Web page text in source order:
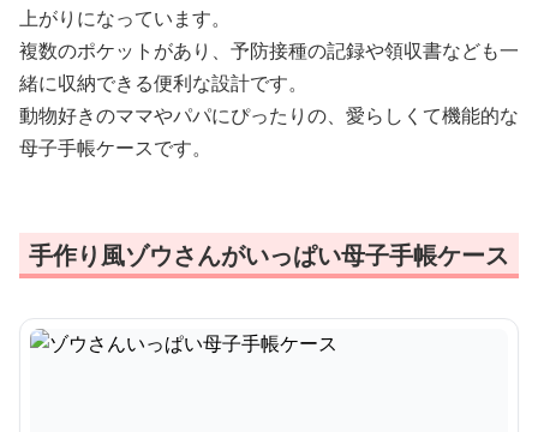
上がりになっています。
複数のポケットがあり、予防接種の記録や領収書なども一
緒に収納できる便利な設計です。
動物好きのママやパパにぴったりの、愛らしくて機能的な
母子手帳ケースです。
手作り風ゾウさんがいっぱい母子手帳ケース